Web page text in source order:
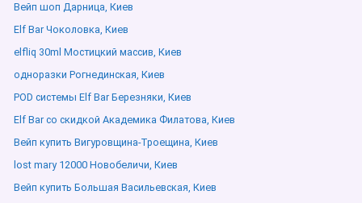
Вейп шоп Дарница, Киев
Elf Bar Чоколовка, Киев
elfliq 30ml Мостицкий массив, Киев
одноразки Рогнединская, Киев
POD системы Elf Bar Березняки, Киев
Elf Bar со скидкой Академика Филатова, Киев
Вейп купить Вигуровщина-Троещина, Киев
lost mary 12000 Новобеличи, Киев
Вейп купить Большая Васильевская, Киев